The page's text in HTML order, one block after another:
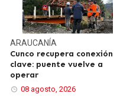
ARAUCANÍA
Cunco recupera conexión
clave: puente vuelve a
operar
08 agosto, 2026